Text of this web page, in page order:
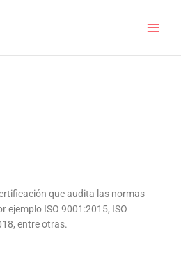
que audita las normas
ejemplo ISO 9001:2015, ISO
entre otras.